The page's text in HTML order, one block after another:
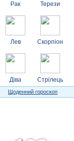
Рак
Лев
Діва
Терези
Скорпіон
Стрілець
Щоденний гороскоп